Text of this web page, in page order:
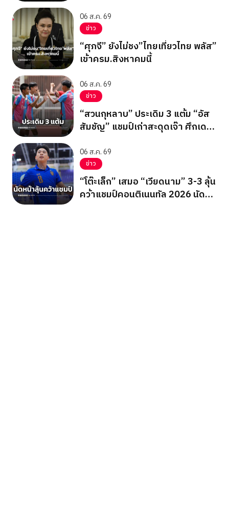
06 ส.ค. 69
ข่าว
“ศุภจี” ยังไม่ชง”ไทยเที่ยวไทย พลัส”
เข้าครม.สิงหาคมนี้
06 ส.ค. 69
ข่าว
“สวนกุหลาบ” ประเดิม 3 แต้ม “อัส
สัมชัญ” แชมป์เก่าสะดุดเจ๊า ศึกเดลิ
06 ส.ค. 69
ข่าว
“โต๊ะเล็ก” เสมอ “เวียดนาม” 3-3 ลุ้น
คว้าแชมป์คอนติเนนทัล 2026 นัด